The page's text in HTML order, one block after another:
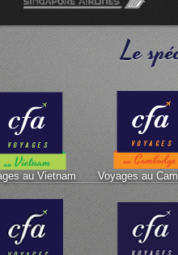
Le
au Vietnam Voyages au